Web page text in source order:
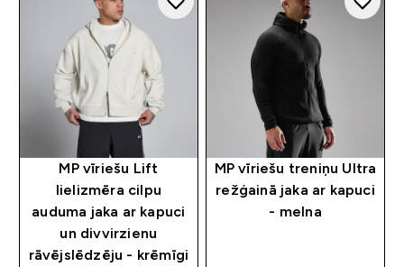
MP vīriešu Lift
lielizmēra cilpu
auduma jaka ar kapuci
un divvirzienu
rāvējslēdzēju - krēmīgi
MP vīriešu treniņu Ultra
režģainā jaka ar kapuci
- melna